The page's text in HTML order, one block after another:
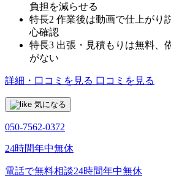
負担を減らせる
特長2 作業後は動画で仕上がり
心確認
特長3 出張・見積もりは無料、
がない
詳細・口コミを見る 口コミを見る
気になる
050-7562-0372
24時間年中無休
電話で無料相談24時間年中無休